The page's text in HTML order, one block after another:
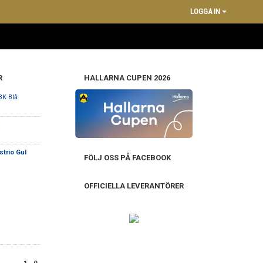
LOGGA IN
Blå
Gul
HALLARNA CUPEN 2026
FÖLJ OSS PÅ FACEBOOK
OFFICIELLA LEVERANTÖRER